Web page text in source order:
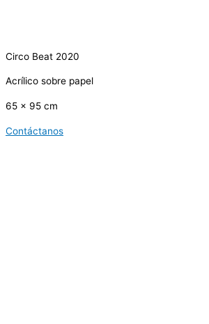
Circo Beat 2020
Acrílico sobre papel
65 x 95 cm
Contáctanos